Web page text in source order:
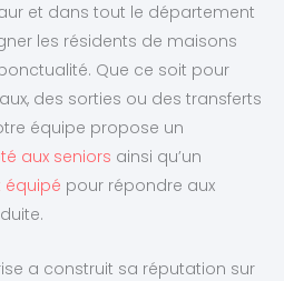
et dans tout le département
les résidents de maisons
Que ce soit pour
des sorties ou des transferts
équipe propose un
aux seniors ainsi qu’un
équipé pour répondre aux
a construit sa réputation sur